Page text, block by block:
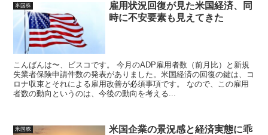
米国株
雇用状況回復が見た米国経済、同
時に不安要素も見えてきた
こんばんは〜、ビスコです。 今月のADP雇用者数（前月比）と新規
失業者保険申請件数の発表がありました。米国経済の回復の鍵は、コ
ロナ収束とそれによる雇用改善が必須事項です。 なので、この雇用
者数の動向というのは、今後の動向を考える...
米国株
米国企業の景況感と経済実態に乖